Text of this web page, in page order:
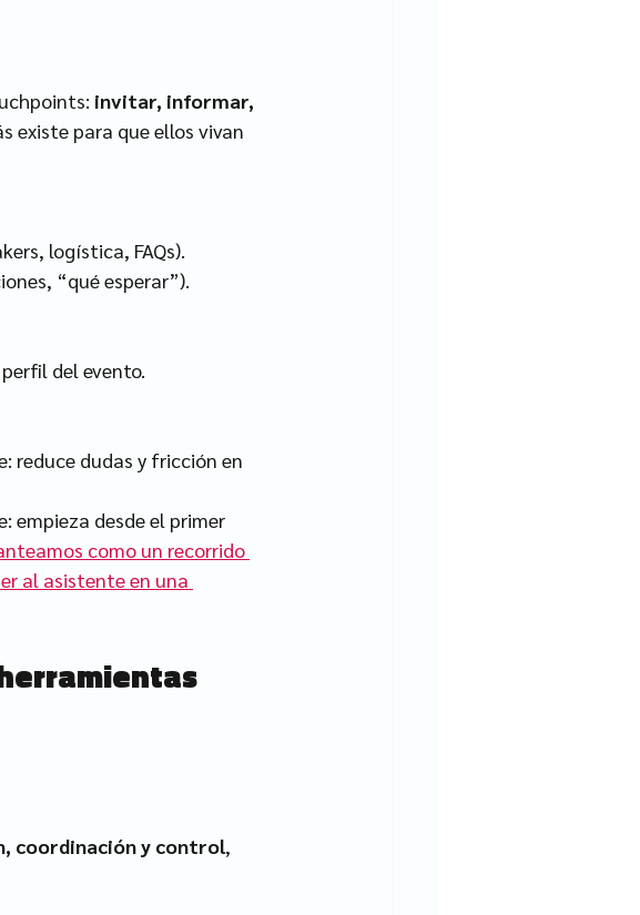
invitar, informar,
existe para que ellos vivan
logística, FAQs).
“qué esperar”).
del evento.
reduce dudas y fricción en
empieza desde el primer
como un recorrido
al asistente en una
coordinación y control,